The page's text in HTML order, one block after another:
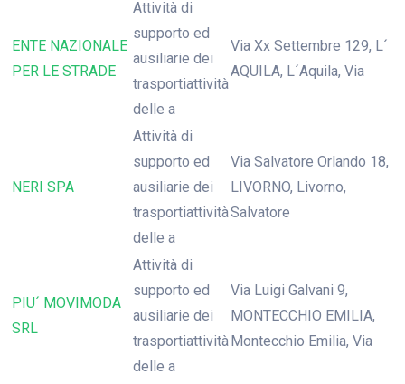
ENTE NAZIONALE
PER LE STRADE
Attività di
supporto ed
ausiliarie dei
trasportiattività
delle a
Via Xx Settembre 129, L´
AQUILA, L´Aquila, Via
NERI SPA
Attività di
supporto ed
ausiliarie dei
trasportiattività
delle a
Via Salvatore Orlando 18,
LIVORNO, Livorno,
Salvatore
PIU´ MOVIMODA
SRL
Attività di
supporto ed
ausiliarie dei
trasportiattività
delle a
Via Luigi Galvani 9,
MONTECCHIO EMILIA,
Montecchio Emilia, Via